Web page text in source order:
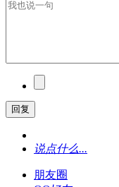
回复
说点什么...
朋友圈